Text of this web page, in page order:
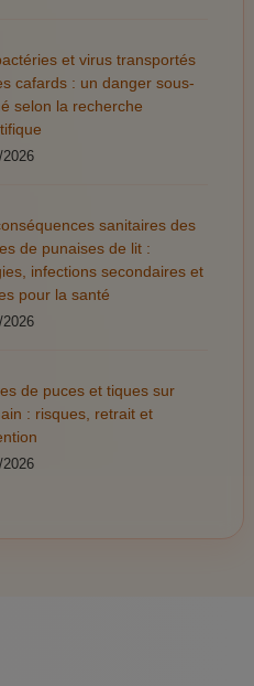
et virus transportés
cafards : un danger sous-
selon la recherche
sanitaires des
de punaises de lit :
infections secondaires et
pour la santé
de puces et tiques sur
: risques, retrait et